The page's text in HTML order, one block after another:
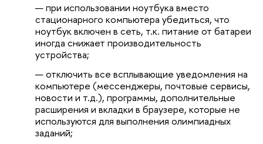
при использовании ноутбука вместо
стационарного компьютера убедиться, что
ноутбук включен в сеть, т.к. питание от батареи
иногда снижает производительность
устройства;
отключить все всплывающие уведомления на
компьютере (мессенджеры, почтовые сервисы,
новости и т.д.), программы, дополнительные
расширения и вкладки в браузере, которые не
используются для выполнения олимпиадных
заданий;